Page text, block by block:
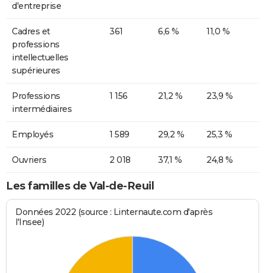
d'entreprise
Cadres et
professions
intellectuelles
supérieures
361 6,6 % 11,0 %
Professions
intermédiaires
1 156 21,2 % 23,9 %
Employés 1 589 29,2 % 25,3 %
Ouvriers 2 018 37,1 % 24,8 %
Les familles de Val-de-Reuil
Données 2022 (source : Linternaute.com d'après
l'Insee)